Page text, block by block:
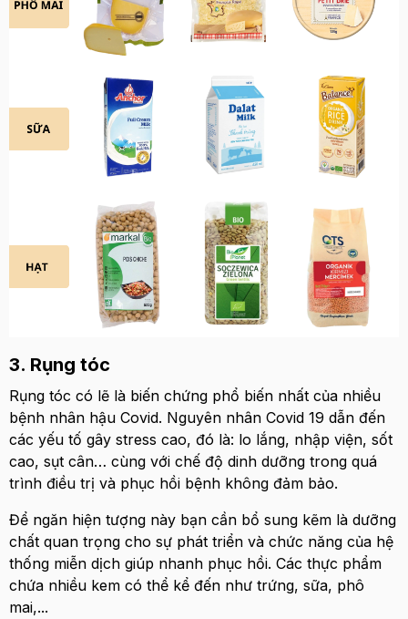
3. Rụng tóc
Rụng tóc có lẽ là biến chứng phổ biến nhất của nhiều
bệnh nhân hậu Covid. Nguyên nhân Covid 19 dẫn đến
các yếu tố gây stress cao, đó là: lo lắng, nhập viện, sốt
cao, sụt cân… cùng với chế độ dinh dưỡng trong quá
trình điều trị và phục hồi bệnh không đảm bảo.
Để ngăn hiện tượng này bạn cần bổ sung kẽm là dưỡng
chất quan trọng cho sự phát triển và chức năng của hệ
thống miễn dịch giúp nhanh phục hồi. Các thực phẩm
chứa nhiều kem có thể kể đến như trứng, sữa, phô
mai,...